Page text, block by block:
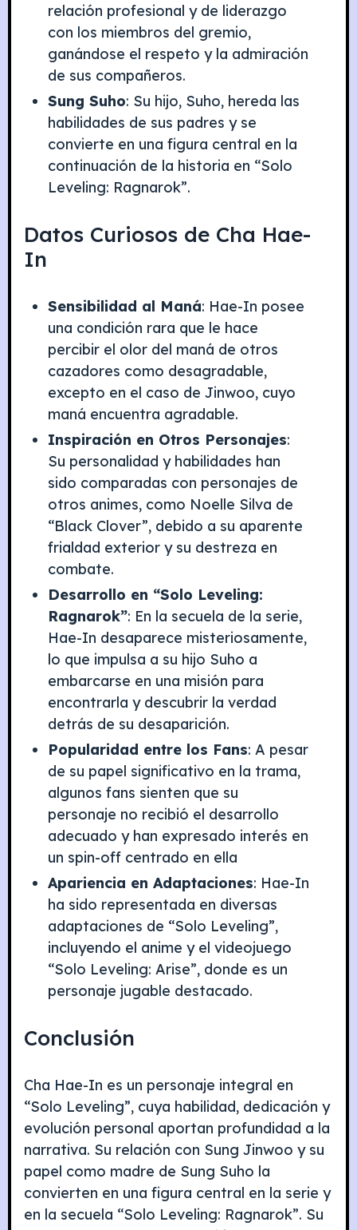
relación profesional y de liderazgo
con los miembros del gremio,
ganándose el respeto y la admiración
de sus compañeros.
Sung Suho: Su hijo, Suho, hereda las
habilidades de sus padres y se
convierte en una figura central en la
continuación de la historia en “Solo
Leveling: Ragnarok”.
Datos Curiosos de Cha Hae-
In
Sensibilidad al Maná: Hae-In posee
una condición rara que le hace
percibir el olor del maná de otros
cazadores como desagradable,
excepto en el caso de Jinwoo, cuyo
maná encuentra agradable.
Inspiración en Otros Personajes:
Su personalidad y habilidades han
sido comparadas con personajes de
otros animes, como Noelle Silva de
“Black Clover”, debido a su aparente
frialdad exterior y su destreza en
combate.
Desarrollo en “Solo Leveling:
Ragnarok”: En la secuela de la serie,
Hae-In desaparece misteriosamente,
lo que impulsa a su hijo Suho a
embarcarse en una misión para
encontrarla y descubrir la verdad
detrás de su desaparición.
Popularidad entre los Fans: A pesar
de su papel significativo en la trama,
algunos fans sienten que su
personaje no recibió el desarrollo
adecuado y han expresado interés en
un spin-off centrado en ella
Apariencia en Adaptaciones: Hae-In
ha sido representada en diversas
adaptaciones de “Solo Leveling”,
incluyendo el anime y el videojuego
“Solo Leveling: Arise”, donde es un
personaje jugable destacado.
Conclusión
Cha Hae-In es un personaje integral en
“Solo Leveling”, cuya habilidad, dedicación y
evolución personal aportan profundidad a la
narrativa. Su relación con Sung Jinwoo y su
papel como madre de Sung Suho la
convierten en una figura central en la serie y
en la secuela “Solo Leveling: Ragnarok”. Su